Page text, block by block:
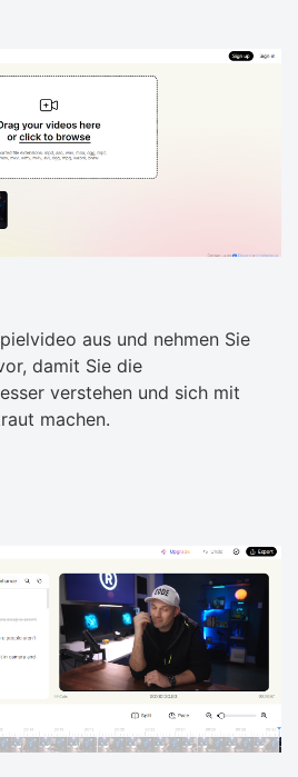
aus und nehmen Sie
damit Sie die
verstehen und sich mit
machen.